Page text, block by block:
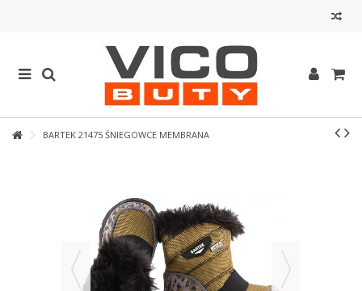
BARTEK 21475 ŚNIEGOWCE MEMBRANA